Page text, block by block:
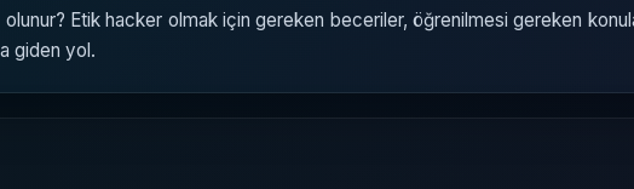
olunur? Etik hacker olmak için gereken beceriler, öğrenilmesi gereken
giden yol.